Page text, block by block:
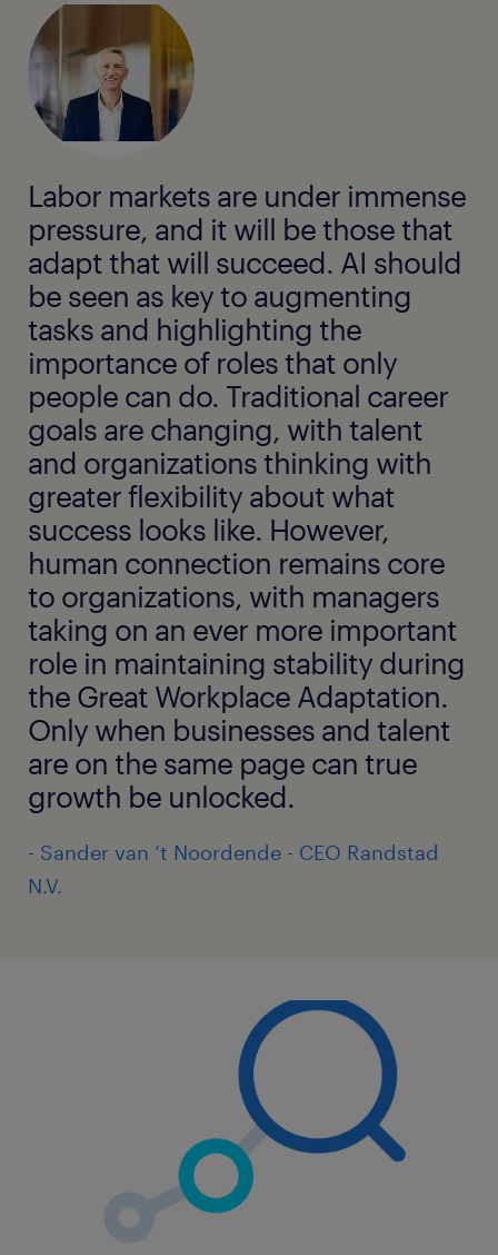
Labor markets are under immense
pressure, and it will be those that
adapt that will succeed. AI should
be seen as key to augmenting
tasks and highlighting the
importance of roles that only
people can do. Traditional career
goals are changing, with talent
and organizations thinking with
greater flexibility about what
success looks like. However,
human connection remains core
to organizations, with managers
taking on an ever more important
role in maintaining stability during
the Great Workplace Adaptation.
Only when businesses and talent
are on the same page can true
growth be unlocked.
- Sander van ‘t Noordende - CEO Randstad
N.V.